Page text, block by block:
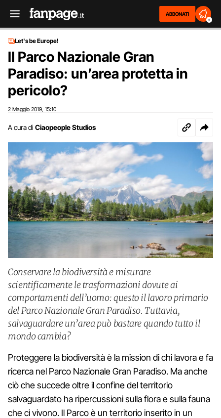
ABBONATI
2
Let's be Europe!
Il Parco Nazionale Gran
Paradiso: un’area protetta in
pericolo?
2 Maggio 2019 15:10
A cura di Ciaopeople Studios
Conservare la biodiversità e misurare
scientificamente le trasformazioni dovute ai
comportamenti dell’uomo: questo il lavoro primario
del Parco Nazionale Gran Paradiso. Tuttavia,
salvaguardare un’area può bastare quando tutto il
mondo cambia?
Proteggere la biodiversità è la mission di chi lavora e fa
ricerca nel Parco Nazionale Gran Paradiso. Ma anche
ciò che succede oltre il confine del territorio
salvaguardato ha ripercussioni sulla flora e sulla fauna
che ci vivono. Il Parco è un territorio inserito in un